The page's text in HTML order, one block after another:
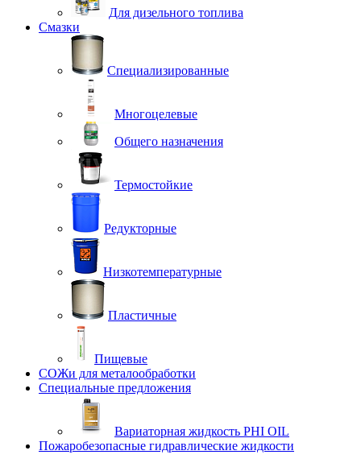
Для дизельного топлива
Смазки
Специализированные
Многоцелевые
Общего назначения
Термостойкие
Редукторные
Низкотемпературные
Пластичные
Пищевые
СОЖи для металообработки
Специальные предложения
Вариаторная жидкость PHI OIL
Пожаробезопасные гидравлические жидкости